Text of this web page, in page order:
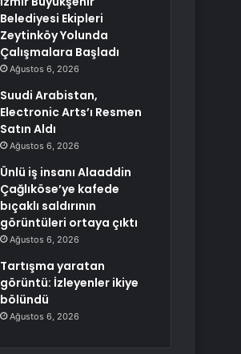
Belediyesi Ekipleri
Zeytinköy Yolunda
Çalışmalara Başladı
Ağustos 6, 2026
Suudi Arabistan,
Electronic Arts’ı Resmen
Satın Aldı
Ağustos 6, 2026
Ünlü iş insanı Alaaddin
Çağlıköse’ye kafede
bıçaklı saldırının
görüntüleri ortaya çıktı
Ağustos 6, 2026
Tartışma yaratan
görüntü: İzleyenler ikiye
bölündü
Ağustos 6, 2026